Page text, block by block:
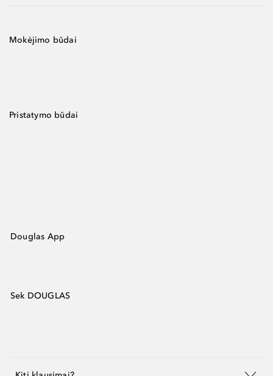
Mokėjimo būdai
Pristatymo būdai
Douglas App
Sek DOUGLAS